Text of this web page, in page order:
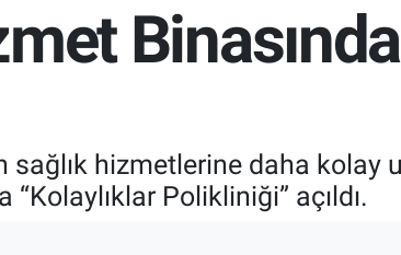
sağlık hizmetlerine daha kolay
Polikliniği” açıldı.